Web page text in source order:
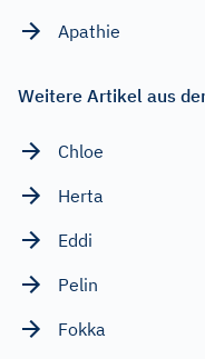
Apathie
Weitere Artikel aus
Chloe
Herta
Eddi
Pelin
Fokka